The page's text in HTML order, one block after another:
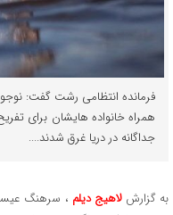
جداگانه در دریا غرق شدند....
به گزارشلاهیج دیلم